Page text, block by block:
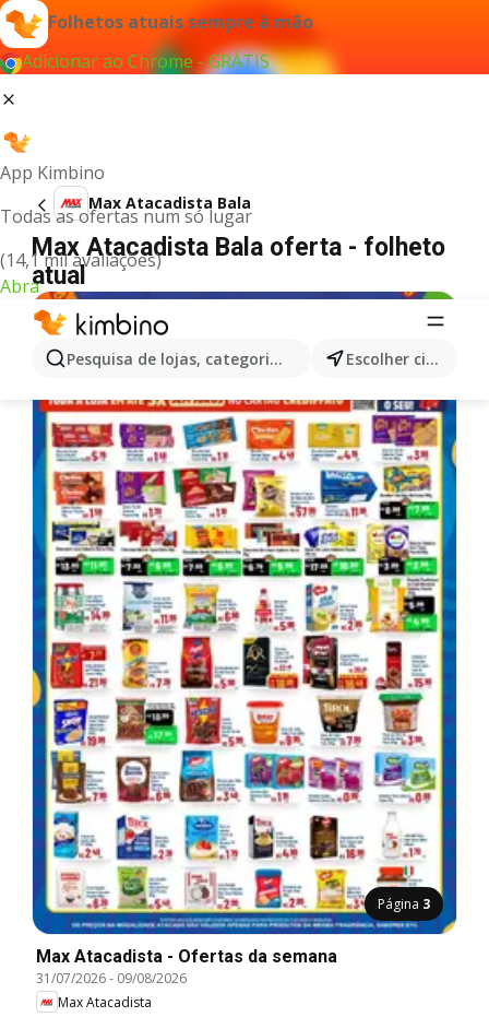
Folhetos atuais sempre à mão
Adicionar ao Chrome - GRÁTIS
App Kimbino
Todas as ofertas num só lugar
(14,1 mil avaliações)
Abra
Pesquisa de lojas, categorias,produtos... Escolher cidade
Max Atacadista Bala
Max Atacadista Bala oferta - folheto
atual
Página 3
Max Atacadista - Ofertas da semana
31/07/2026- 09/08/2026
Max Atacadista